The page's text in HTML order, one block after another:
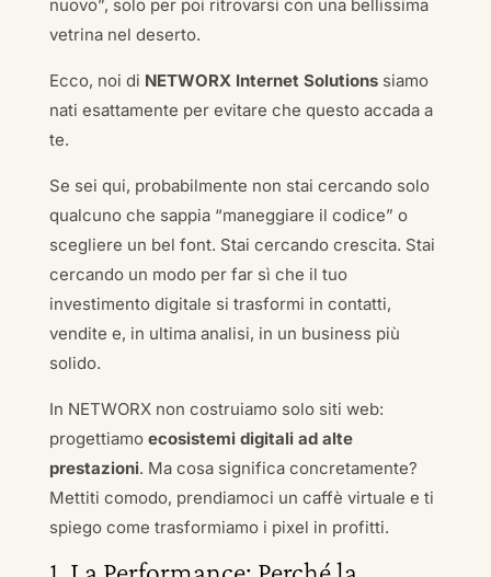
nuovo”, solo per poi ritrovarsi con una bellissima
vetrina nel deserto.
Ecco, noi di NETWORX Internet Solutionssiamo
nati esattamente per evitare che questo accada a
te.
Se sei qui, probabilmente non stai cercando solo
qualcuno che sappia “maneggiare il codice” o
scegliere un bel font. Stai cercando crescita. Stai
cercando un modo per far sì che il tuo
investimento digitale si trasformi in contatti,
vendite e, in ultima analisi, in un business più
solido.
In NETWORX non costruiamo solo siti web:
progettiamo ecosistemi digitali ad alte
prestazioni. Ma cosa significa concretamente?
Mettiti comodo, prendiamoci un caffè virtuale e ti
spiego come trasformiamo i pixel in profitti.